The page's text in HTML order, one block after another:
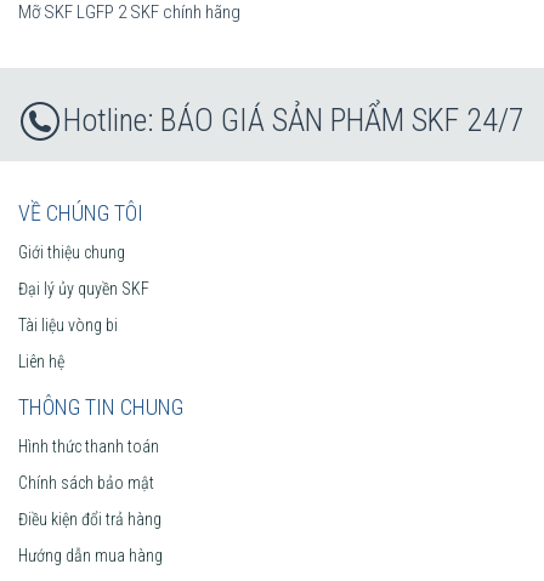
Mỡ SKF LGFP 2 SKF chính hãng
BÁO GIÁ SẢN PHẨM SKF 24/7
VỀ CHÚNG TÔI
Giới thiệu chung
Đại lý ủy quyền SKF
Tài liệu vòng bi
Liên hệ
THÔNG TIN CHUNG
Hình thức thanh toán
Chính sách bảo mật
Điều kiện đổi trả hàng
Hướng dẫn mua hàng